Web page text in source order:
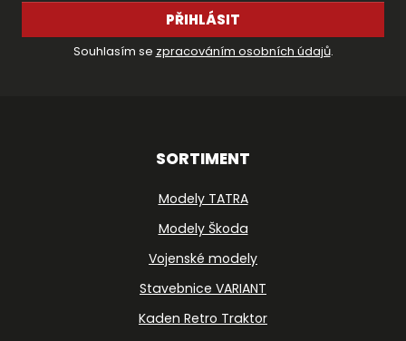
PŘIHLÁSIT
Souhlasím se zpracováním osobních údajů.
SORTIMENT
Modely TATRA
Modely Škoda
Vojenské modely
Stavebnice VARIANT
Kaden Retro Traktor